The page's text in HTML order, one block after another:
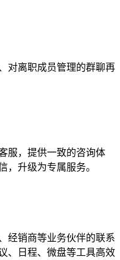
对离职成员管理的群聊再
服，提供一致的咨询体
，升级为专属服务。
经销商等业务伙伴的联系
、日程、微盘等工具高效